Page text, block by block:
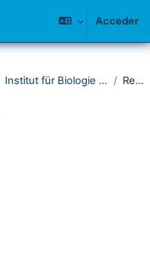
Acceder
Institut für Biologie - Fachwissenschaft Resumen